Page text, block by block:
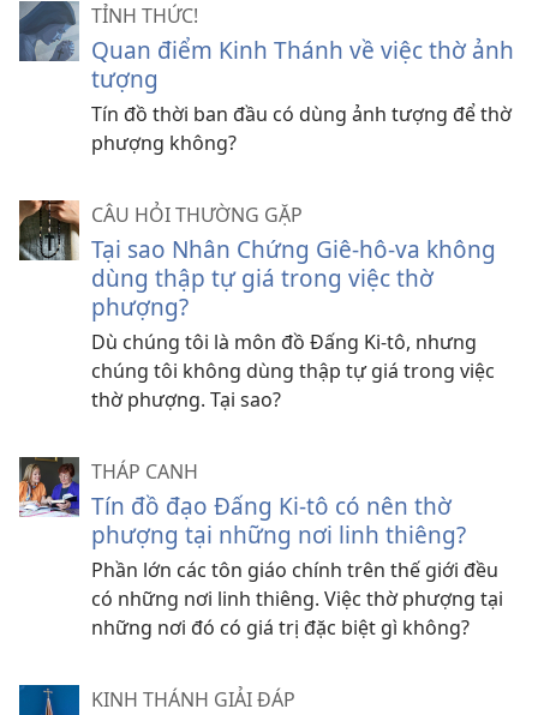
TỈNH THỨC!
Quan điểm Kinh Thánh về việc thờ ảnh
tượng
Tín đồ thời ban đầu có dùng ảnh tượng để thờ
phượng không?
CÂU HỎI THƯỜNG GẶP
Tại sao Nhân Chứng Giê-hô-va không
dùng thập tự giá trong việc thờ
phượng?
Dù chúng tôi là môn đồ Đấng Ki-tô, nhưng
chúng tôi không dùng thập tự giá trong việc
thờ phượng. Tại sao?
THÁP CANH
Tín đồ đạo Đấng Ki-tô có nên thờ
phượng tại những nơi linh thiêng?
Phần lớn các tôn giáo chính trên thế giới đều
có những nơi linh thiêng. Việc thờ phượng tại
những nơi đó có giá trị đặc biệt gì không?
KINH THÁNH GIẢI ĐÁP